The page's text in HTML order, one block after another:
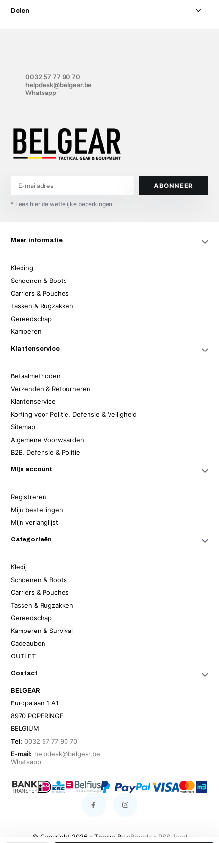
Delen
0032 57 77 90 70
helpdesk@belgear.be
Whatsapp
ABONNEER
* Lees hier de wettelijke beperkingen
Meer informatie
Kleding
Schoenen & Boots
Carriers & Pouches
Tassen & Rugzakken
Gereedschap
Kamperen
Klantenservice
Betaalmethoden
Verzenden & Retourneren
Klantenservice
Korting voor Politie, Defensie & Veiligheid
Sitemap
Algemene Voorwaarden
B2B, Defensie & Politie
Mijn account
Registreren
Mijn bestellingen
Mijn verlanglijst
Categorieën
Kledij
Schoenen & Boots
Carriers & Pouches
Tassen & Rugzakken
Gereedschap
Kamperen & Survival
Cadeaubon
OUTLET
Contact
BELGEAR
Europalaan 1 A1
8970 POPERINGE
BELGIUM
Tel: 0032 57 77 90 70
E-mail: helpdesk@belgear.be
Whatsapp
© Copyright 2026 - Theme By eBrands - RSS-feed